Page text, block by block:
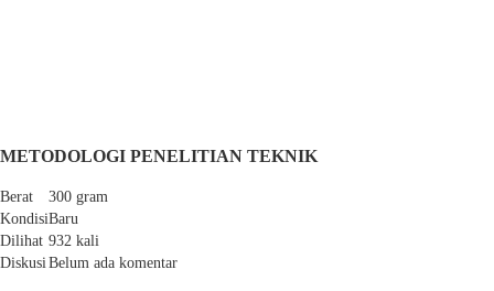
METODOLOGI PENELITIAN TEKNIK
Berat
300 gram
KondisiBaru
Dilihat 932 kali
DiskusiBelum ada komentar